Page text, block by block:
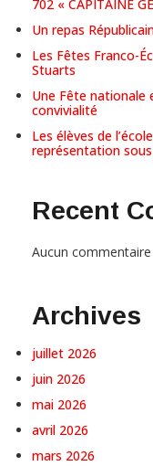
702 « CAPITAINE
Un repas
Les Fêtes Franco-
Stuarts
Une Fête nationale
convivialité
Les élèves de
représentation
Recent
Aucun
Archives
juillet 2026
juin 2026
mai 2026
avril 2026
mars 2026